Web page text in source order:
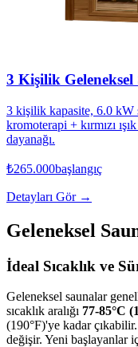
3 Kişilik Geleneksel
3 kişilik kapasite, 6.0 kW
kromoterapi + kırmızı
dayanağı.
₺265.000başlangıç
Detayları Gör →
Geleneksel
İdeal Sıcaklık ve
Geleneksel saunalar
sıcaklık aralığı 77-85°C
(190°F)'ye kadar
değişir. Yeni başlayanlar